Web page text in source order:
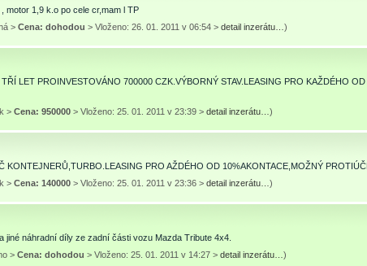
motor 1,9 k.o po cele cr,mam l TP
> Cena: dohodou > Vloženo: 26. 01. 2011 v 06:54 > detail inzerátu… )
LET PROINVESTOVÁNO 700000 CZK.VÝBORNÝ STAV.LEASING PRO KAŽDÉHO
> Cena: 950000 > Vloženo: 25. 01. 2011 v 23:39 > detail inzerátu… )
KONTEJNERŮ,TURBO.LEASING PRO AŽDÉHO OD 10%AKONTACE,MOŽNÝ
> Cena: 140000 > Vloženo: 25. 01. 2011 v 23:36 > detail inzerátu… )
jiné náhradní díly ze zadní části vozu Mazda Tribute 4x4.
> Cena: dohodou > Vloženo: 25. 01. 2011 v 14:27 > detail inzerátu… )